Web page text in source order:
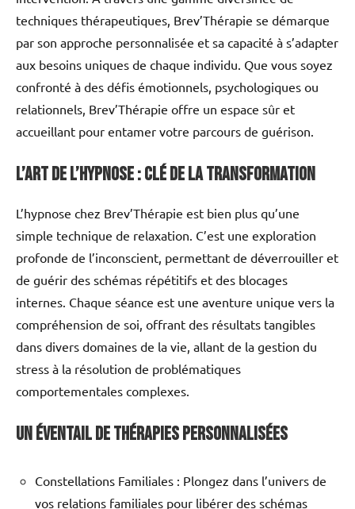
techniques thérapeutiques, Brev’Thérapie se démarque
par son approche personnalisée et sa capacité à s’adapter
aux besoins uniques de chaque individu. Que vous soyez
confronté à des défis émotionnels, psychologiques ou
relationnels, Brev’Thérapie offre un espace sûr et
accueillant pour entamer votre parcours de guérison.
L’art de l’hypnose : clé de la transformation
L’hypnose chez Brev’Thérapie est bien plus qu’une
simple technique de relaxation. C’est une exploration
profonde de l’inconscient, permettant de déverrouiller et
de guérir des schémas répétitifs et des blocages
internes. Chaque séance est une aventure unique vers la
compréhension de soi, offrant des résultats tangibles
dans divers domaines de la vie, allant de la gestion du
stress à la résolution de problématiques
comportementales complexes.
Un éventail de thérapies personnalisées
Constellations Familiales : Plongez dans l’univers de
vos relations familiales pour libérer des schémas